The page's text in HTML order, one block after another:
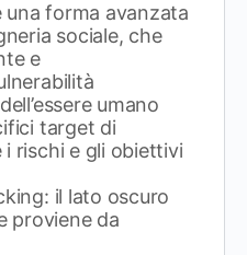
forma avanzata
sociale, che
e
umano
target di
rischi e gli obiettivi
il lato oscuro
proviene da